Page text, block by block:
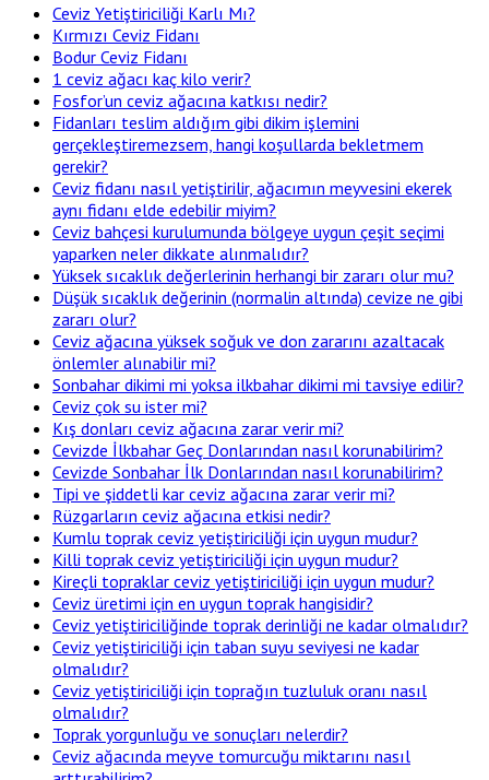
Ceviz Yetiştiriciliği Karlı Mı?
Kırmızı Ceviz Fidanı
Bodur Ceviz Fidanı
1 ceviz ağacı kaç kilo verir?
Fosfor’un ceviz ağacına katkısı nedir?
Fidanları teslim aldığım gibi dikim işlemini
gerçekleştiremezsem, hangi koşullarda bekletmem
gerekir?
Ceviz fidanı nasıl yetiştirilir, ağacımın meyvesini ekerek
aynı fidanı elde edebilir miyim?
Ceviz bahçesi kurulumunda bölgeye uygun çeşit seçimi
yaparken neler dikkate alınmalıdır?
Yüksek sıcaklık değerlerinin herhangi bir zararı olur mu?
Düşük sıcaklık değerinin (normalin altında) cevize ne gibi
zararı olur?
Ceviz ağacına yüksek soğuk ve don zararını azaltacak
önlemler alınabilir mi?
Sonbahar dikimi mi yoksa ilkbahar dikimi mi tavsiye edilir?
Ceviz çok su ister mi?
Kış donları ceviz ağacına zarar verir mi?
Cevizde İlkbahar Geç Donlarından nasıl korunabilirim?
Cevizde Sonbahar İlk Donlarından nasıl korunabilirim?
Tipi ve şiddetli kar ceviz ağacına zarar verir mi?
Rüzgarların ceviz ağacına etkisi nedir?
Kumlu toprak ceviz yetiştiriciliği için uygun mudur?
Killi toprak ceviz yetiştiriciliği için uygun mudur?
Kireçli topraklar ceviz yetiştiriciliği için uygun mudur?
Ceviz üretimi için en uygun toprak hangisidir?
Ceviz yetiştiriciliğinde toprak derinliği ne kadar olmalıdır?
Ceviz yetiştiriciliği için taban suyu seviyesi ne kadar
olmalıdır?
Ceviz yetiştiriciliği için toprağın tuzluluk oranı nasıl
olmalıdır?
Toprak yorgunluğu ve sonuçları nelerdir?
Ceviz ağacında meyve tomurcuğu miktarını nasıl